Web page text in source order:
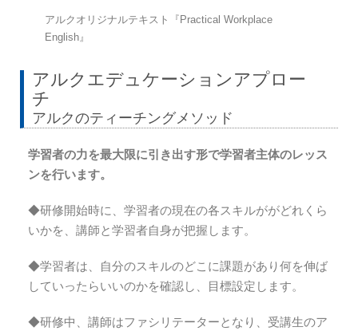
アルクオリジナルテキスト『Practical Workplace
English』
アルクエデュケーションアプロー
チ
アルクのティーチングメソッド
学習者の力を最大限に引き出す形で学習者主体のレッス
ンを行います。
◆研修開始時に、学習者の現在の各スキルががどれくら
いかを、講師と学習者自身が把握します。
◆学習者は、自分のスキルのどこに課題があり何を伸ば
していったらいいのかを確認し、目標設定します。
◆研修中、講師はファシリテーターとなり、受講生のア